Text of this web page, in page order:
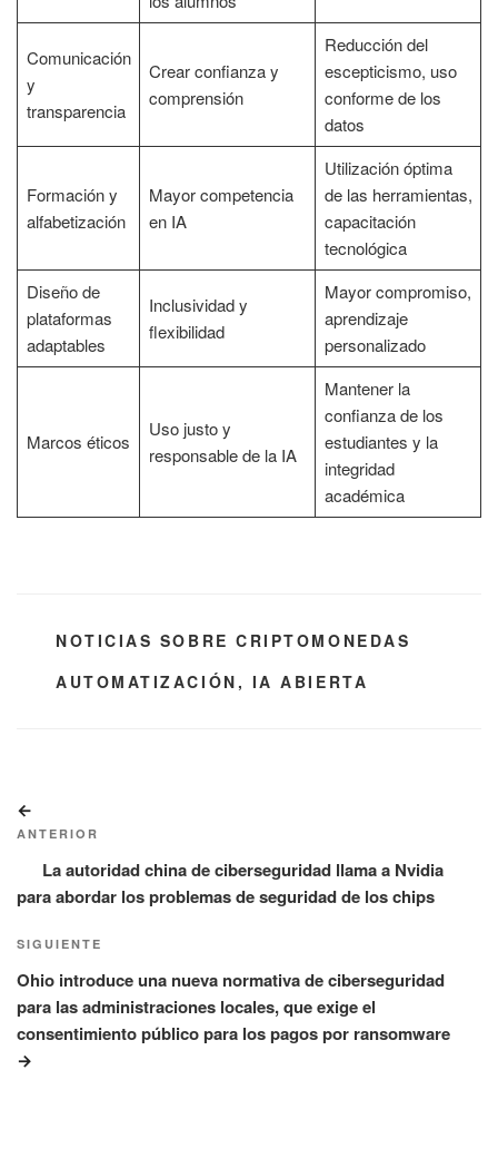
Comunicación
y
transparencia
Crear confianza y
comprensión
Reducción del
escepticismo, uso
conforme de los
datos
Formación y
alfabetización
Mayor competencia
en IA
Utilización óptima
de las herramientas,
capacitación
tecnológica
Diseño de
plataformas
adaptables
Inclusividad y
flexibilidad
Mayor compromiso,
aprendizaje
personalizado
Marcos éticos
Uso justo y
responsable de la IA
Mantener la
confianza de los
estudiantes y la
integridad
académica
CATEGORÍAS
NOTICIAS SOBRE CRIPTOMONEDAS
ETIQUETAS
AUTOMATIZACIÓN , IA ABIERTA
de
entradas
anterior:
ANTERIOR
La autoridad china de ciberseguridad llama a Nvidia
para abordar los problemas de seguridad de los chips
Siguiente
entrada
SIGUIENTE
Ohio introduce una nueva normativa de ciberseguridad
para las administraciones locales, que exige el
consentimiento público para los pagos por ransomware